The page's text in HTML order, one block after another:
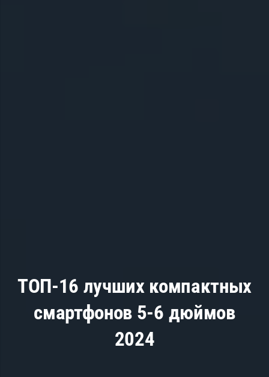
ТОП-16 лучших компактных
смартфонов 5-6 дюймов
2024